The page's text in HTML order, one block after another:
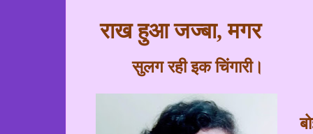
राख हुआ जज्बा,मगर
सुलग रही इक चिंगारी।